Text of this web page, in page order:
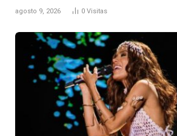
agosto 9, 2026 0 Visitas